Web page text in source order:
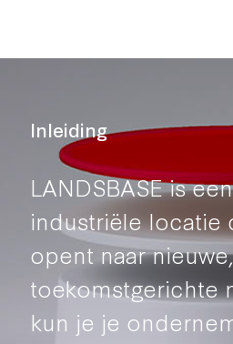
Inleiding
LANDSBASE is
industriële locatie
opent naar nieuwe,
toekomstgerichte
kun je je